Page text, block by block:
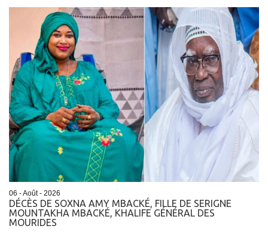
06 - Août - 2026
DÉCÈS DE SOXNA AMY MBACKÉ, FILLE DE SERIGNE
MOUNTAKHA MBACKÉ, KHALIFE GÉNÉRAL DES
MOURIDES